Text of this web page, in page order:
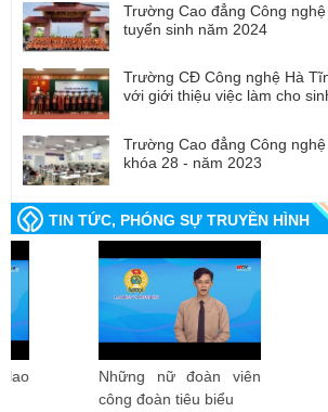
Trường Cao đẳng Công
tuyển sinh năm 2024
Trường CĐ Công nghệ Hà
với giới thiệu việc làm cho
Trường Cao đẳng Công
khóa 28 - năm 2023
TIN TỨC, PHÓNG SỰ TRUYỀN HÌNH
Những nữ đoàn viên
công đoàn tiêu biểu
Sôi nổi thi
sản xuất